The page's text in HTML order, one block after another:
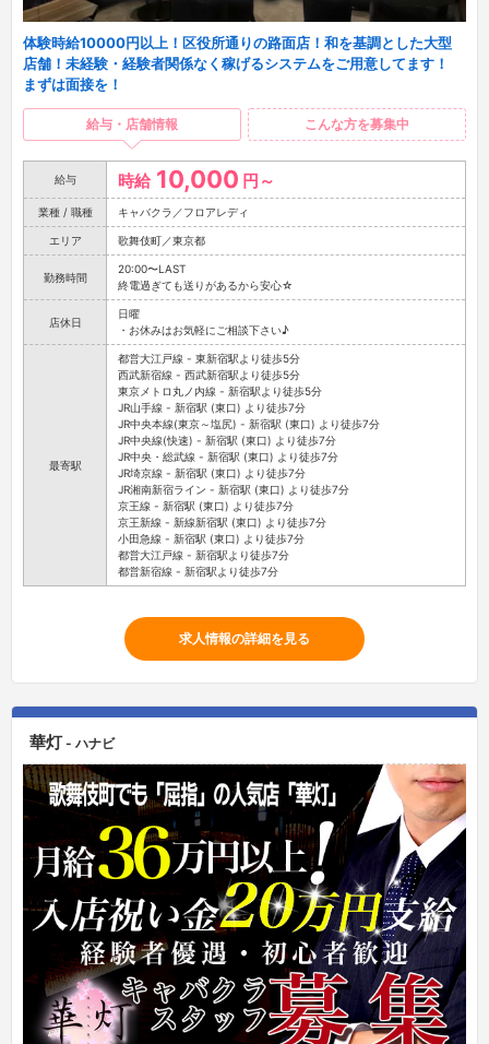
体験時給10000円以上！区役所通りの路面店！和を基調とした大型
店舗！未経験・経験者関係なく稼げるシステムをご用意してます！
まずは面接を！
給与・店舗情報 こんな方を募集中
給与 時給 10,000 円～
業種 / 職種 キャバクラ／フロアレディ
エリア 歌舞伎町／東京都
勤務時間
20:00〜LAST
終電過ぎても送りがあるから安心☆
店休日
日曜
・お休みはお気軽にご相談下さい♪
最寄駅
都営大江戸線 - 東新宿駅より徒歩5分
西武新宿線 - 西武新宿駅より徒歩5分
東京メトロ丸ノ内線 - 新宿駅より徒歩5分
JR山手線 - 新宿駅 (東口) より徒歩7分
JR中央本線(東京～塩尻) - 新宿駅 (東口) より徒歩7分
JR中央線(快速) - 新宿駅 (東口) より徒歩7分
JR中央・総武線 - 新宿駅 (東口) より徒歩7分
JR埼京線 - 新宿駅 (東口) より徒歩7分
JR湘南新宿ライン - 新宿駅 (東口) より徒歩7分
京王線 - 新宿駅 (東口) より徒歩7分
京王新線 - 新線新宿駅 (東口) より徒歩7分
小田急線 - 新宿駅 (東口) より徒歩7分
都営大江戸線 - 新宿駅より徒歩7分
都営新宿線 - 新宿駅より徒歩7分
求人情報の詳細を見る
華灯 - ハナビ